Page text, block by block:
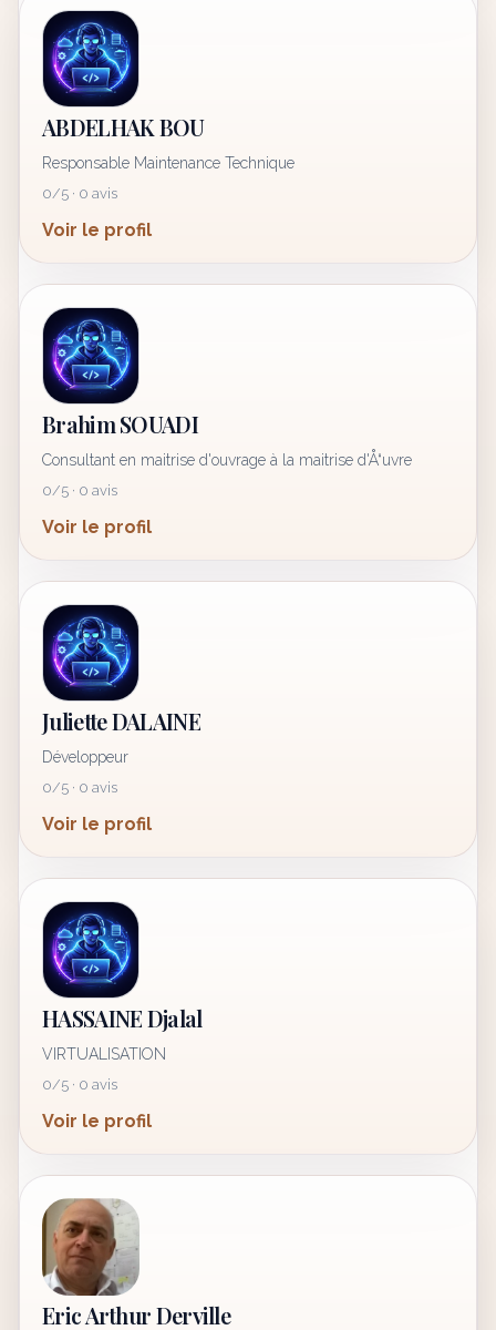
ABDELHAK BOU
Responsable Maintenance Technique
0/5 · 0 avis
Voir le profil
Brahim SOUADI
Consultant en maitrise d'ouvrage à la maitrise d'Å“uvre
0/5 · 0 avis
Voir le profil
Juliette DALAINE
Développeur
0/5 · 0 avis
Voir le profil
HASSAINE Djalal
VIRTUALISATION
0/5 · 0 avis
Voir le profil
Eric Arthur Derville